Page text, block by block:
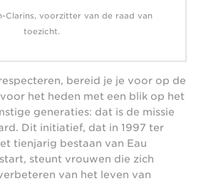
Clarins, voorzitter van de raad van
toezicht.
bereid je je voor op de
het heden met een blik op het
generaties: dat is de missie
Dit initiatief, dat in 1997 ter
tienjarig bestaan van Eau
steunt vrouwen die zich
van het leven van